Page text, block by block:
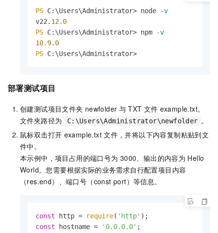
PS C:\Users\Administrator> node
-v
v22. 12.0
PS C:\Users\Administrator> npm
-v
10.9. 0
PS C:\Users\Administrator>
部署测试项目
创建测试项目文件夹 newfolder 与 TXT 文件 example.txt。
文件夹路径为
C:\Users\Administrator\newfolder 。
鼠标双击打开 example.txt 文件，并将以下内容复制粘贴到文
件中。
本示例中，项目占用的端口号为 3000、输出的内容为 Hello
World。您需要根据实际的业务需求自行配置项目内容
（res.end）、端口号（const port）等信息。
const http = require( 'http'
const hostname = '0.0.0.0'